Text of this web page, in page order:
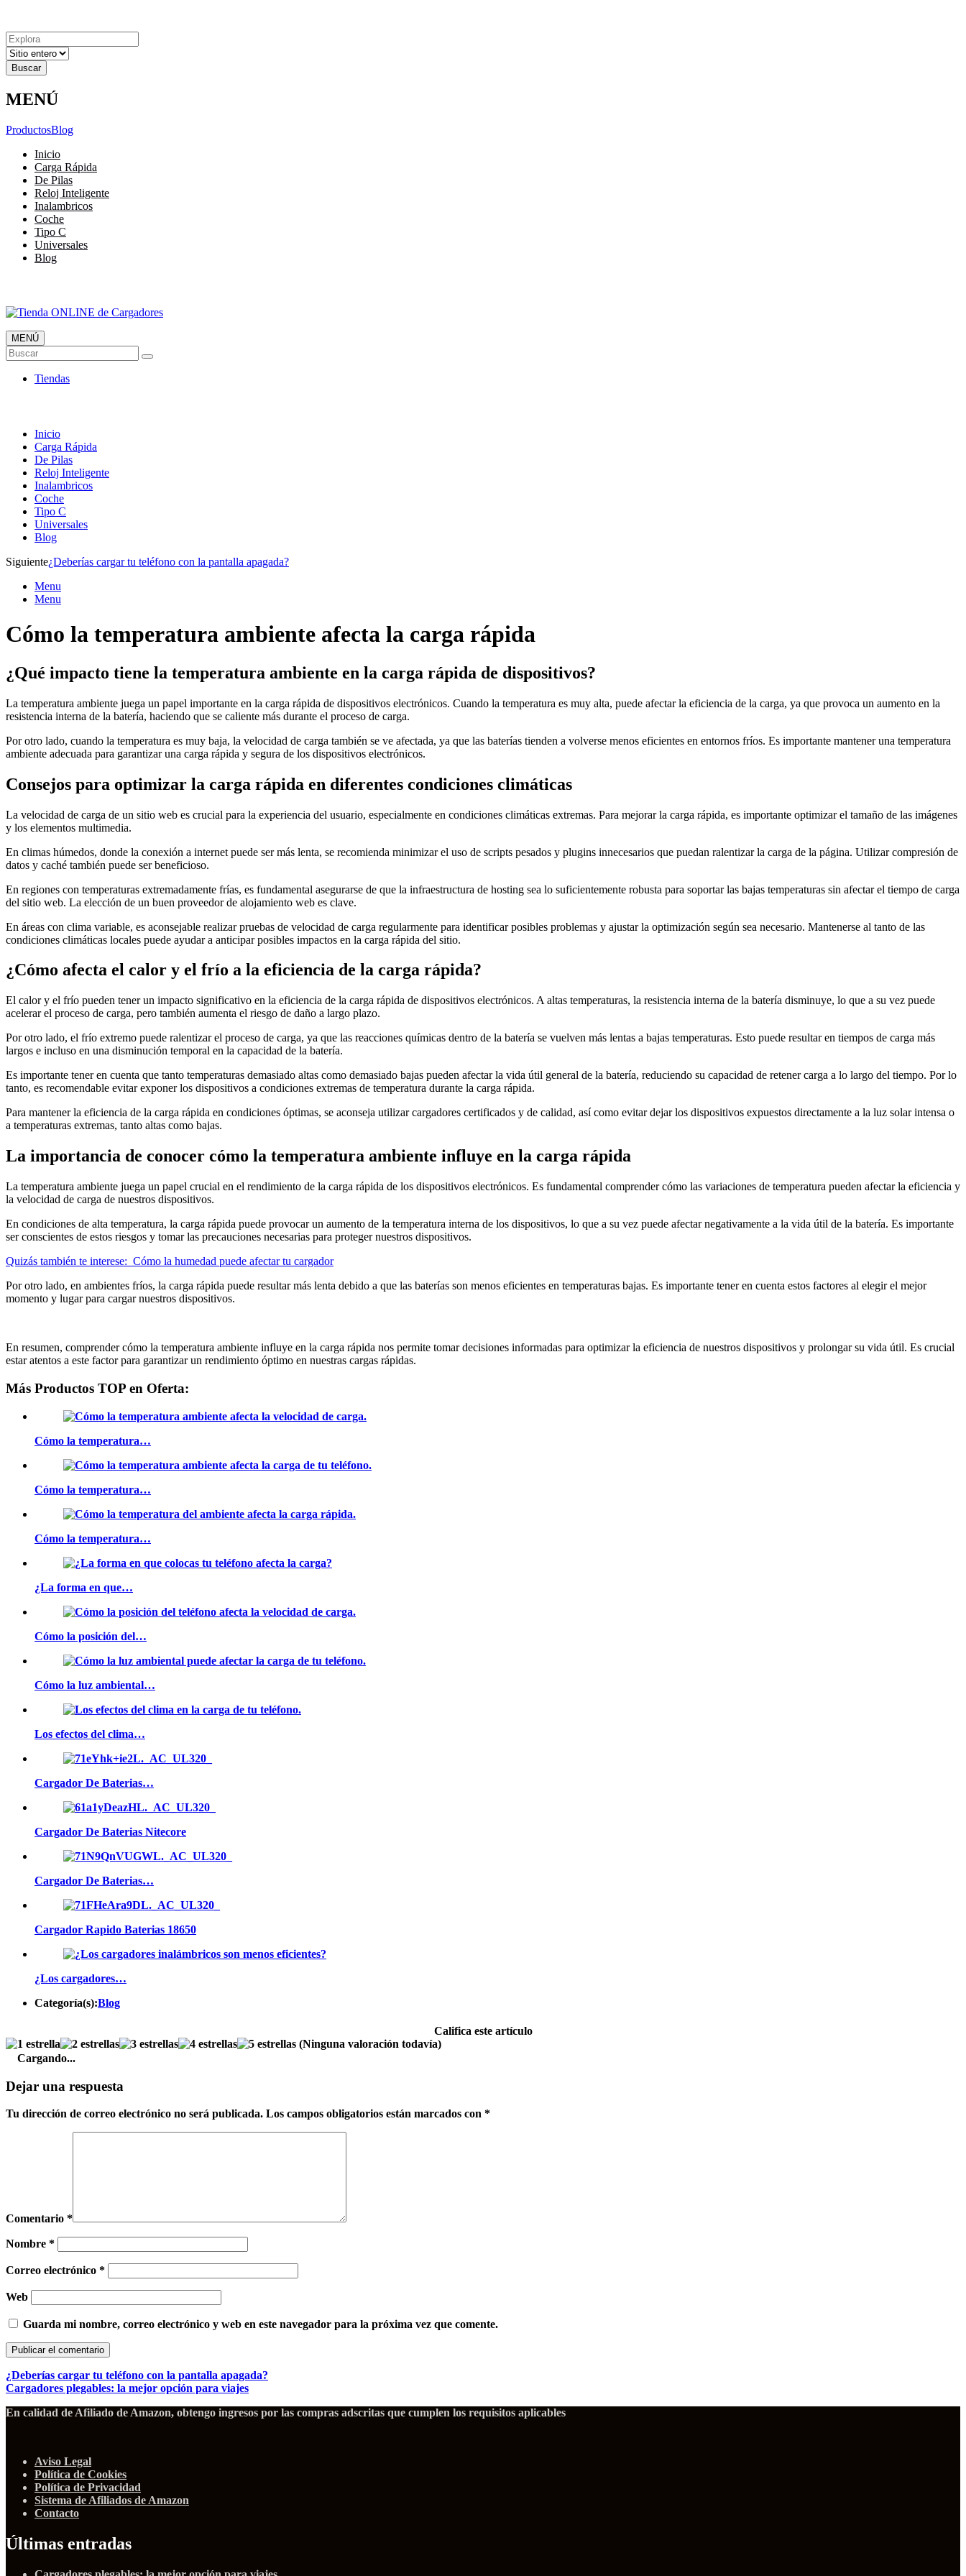
Resultados
para
MENÚ
ProductosBlog
Inicio
Carga Rápida
De Pilas
Reloj Inteligente
Inalambricos
Coche
Tipo C
Universales
Blog
Tienda ONLINE de Cargadores
Más Baratos
MENÚ
Buscar
Tiendas
Inicio
Carga Rápida
De Pilas
Reloj Inteligente
Inalambricos
Coche
Tipo C
Universales
Blog
Siguiente¿Deberías cargar tu teléfono con la pantalla apagada?
Menu
Menu
Cómo la temperatura ambiente afecta la carga rápida
¿Qué impacto tiene la temperatura ambiente en la carga rápida de dispositivos?
La temperatura ambiente juega un papel importante en la carga rápida de dispositivos electrónicos. Cuando la temperatura es muy alta, puede afectar la eficiencia de la carga, ya que provoca un aumento en la
resistencia interna de la batería, haciendo que se caliente más durante el proceso de carga.
Por otro lado, cuando la temperatura es muy baja, la velocidad de carga también se ve afectada, ya que las baterías tienden a volverse menos eficientes en entornos fríos. Es importante mantener una temperatura
ambiente adecuada para garantizar una carga rápida y segura de los dispositivos electrónicos.
Consejos para optimizar la carga rápida en diferentes condiciones climáticas
La velocidad de carga de un sitio web es crucial para la experiencia del usuario, especialmente en condiciones climáticas extremas. Para mejorar la carga rápida, es importante optimizar el tamaño de las imágenes
y los elementos multimedia.
En climas húmedos, donde la conexión a internet puede ser más lenta, se recomienda minimizar el uso de scripts pesados y plugins innecesarios que puedan ralentizar la carga de la página. Utilizar compresión de
datos y caché también puede ser beneficioso.
En regiones con temperaturas extremadamente frías, es fundamental asegurarse de que la infraestructura de hosting sea lo suficientemente robusta para soportar las bajas temperaturas sin afectar el tiempo de carga
del sitio web. La elección de un buen proveedor de alojamiento web es clave.
En áreas con clima variable, es aconsejable realizar pruebas de velocidad de carga regularmente para identificar posibles problemas y ajustar la optimización según sea necesario. Mantenerse al tanto de las
condiciones climáticas locales puede ayudar a anticipar posibles impactos en la carga rápida del sitio.
¿Cómo afecta el calor y el frío a la eficiencia de la carga rápida?
El calor y el frío pueden tener un impacto significativo en la eficiencia de la carga rápida de dispositivos electrónicos. A altas temperaturas, la resistencia interna de la batería disminuye, lo que a su vez puede
acelerar el proceso de carga, pero también aumenta el riesgo de daño a largo plazo.
Por otro lado, el frío extremo puede ralentizar el proceso de carga, ya que las reacciones químicas dentro de la batería se vuelven más lentas a bajas temperaturas. Esto puede resultar en tiempos de carga más
largos e incluso en una disminución temporal en la capacidad de la batería.
Es importante tener en cuenta que tanto temperaturas demasiado altas como demasiado bajas pueden afectar la vida útil general de la batería, reduciendo su capacidad de retener carga a lo largo del tiempo. Por lo
tanto, es recomendable evitar exponer los dispositivos a condiciones extremas de temperatura durante la carga rápida.
Para mantener la eficiencia de la carga rápida en condiciones óptimas, se aconseja utilizar cargadores certificados y de calidad, así como evitar dejar los dispositivos expuestos directamente a la luz solar intensa o
a temperaturas extremas, tanto altas como bajas.
La importancia de conocer cómo la temperatura ambiente influye en la carga rápida
La temperatura ambiente juega un papel crucial en el rendimiento de la carga rápida de los dispositivos electrónicos. Es fundamental comprender cómo las variaciones de temperatura pueden afectar la eficiencia y
la velocidad de carga de nuestros dispositivos.
En condiciones de alta temperatura, la carga rápida puede provocar un aumento de la temperatura interna de los dispositivos, lo que a su vez puede afectar negativamente a la vida útil de la batería. Es importante
ser conscientes de estos riesgos y tomar las precauciones necesarias para proteger nuestros dispositivos.
Quizás también te interese: Cómo la humedad puede afectar tu cargador
Por otro lado, en ambientes fríos, la carga rápida puede resultar más lenta debido a que las baterías son menos eficientes en temperaturas bajas. Es importante tener en cuenta estos factores al elegir el mejor
momento y lugar para cargar nuestros dispositivos.
En resumen, comprender cómo la temperatura ambiente influye en la carga rápida nos permite tomar decisiones informadas para optimizar la eficiencia de nuestros dispositivos y prolongar su vida útil. Es crucial
estar atentos a este factor para garantizar un rendimiento óptimo en nuestras cargas rápidas.
Más Productos TOP en Oferta:
Cómo la temperatura…
Cómo la temperatura…
Cómo la temperatura…
¿La forma en que…
Cómo la posición del…
Cómo la luz ambiental…
Los efectos del clima…
Cargador De Baterias…
Cargador De Baterias Nitecore
Cargador De Baterias…
Cargador Rapido Baterias 18650
¿Los cargadores…
Categoría(s):Blog
Califica este artículo
(Ninguna valoración todavía)
Cargando...
Dejar una respuesta
Tu dirección de correo electrónico no será publicada. Los campos obligatorios están marcados con *
Comentario *
Nombre *
Correo electrónico *
Web
Guarda mi nombre, correo electrónico y web en este navegador para la próxima vez que comente.
¿Deberías cargar tu teléfono con la pantalla apagada?
Cargadores plegables: la mejor opción para viajes
En calidad de Afiliado de Amazon, obtengo ingresos por las compras adscritas que cumplen los requisitos aplicables
Aviso Legal
Política de Cookies
Política de Privacidad
Sistema de Afiliados de Amazon
Contacto
Últimas entradas